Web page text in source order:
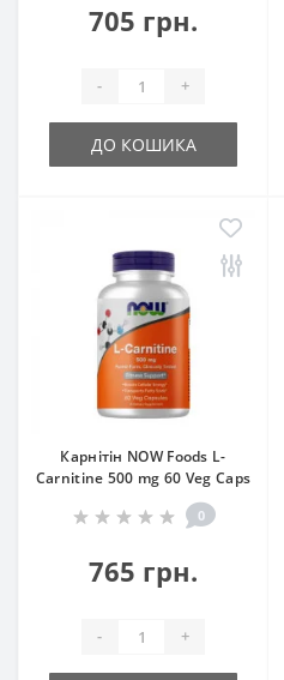
705 грн.
- +
ДО КОШИКА
Карнітін NOW Foods L-
Carnitine 500 mg 60 Veg Caps
0
765 грн.
- +